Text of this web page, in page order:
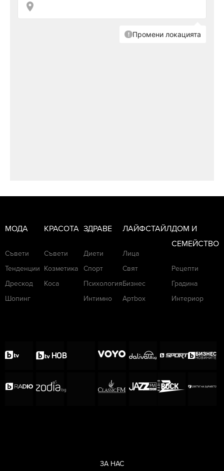
МОДА
Съвети
Тенденции
Дрескод
Шопинг
КРАСОТА
Съвети
Козметика
Коса
ЗДРАВЕ
Диети
Спорт
Психология
Интимно
ЛАЙФСТАЙЛ
Лица
Свят
Бизнес
Артbox
ДОМ И
СЕМЕЙСТВО
Рецепти
Градина
Интериор
ЗА НАС